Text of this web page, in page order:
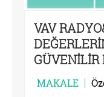
VAV
GÜVENİLİR
MAKALE